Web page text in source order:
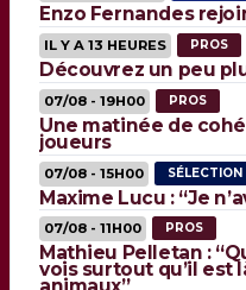
Enzo Fernandes
IL Y A 13 HEURES PROS
Découvrez un peu
07/08 - 19H00 PROS
Une matinée de
joueurs
07/08 - 15H00 SÉLECTION
Maxime Lucu : “Je
07/08 - 11H00 PROS
Mathieu Pelletan :
vois surtout qu’il est